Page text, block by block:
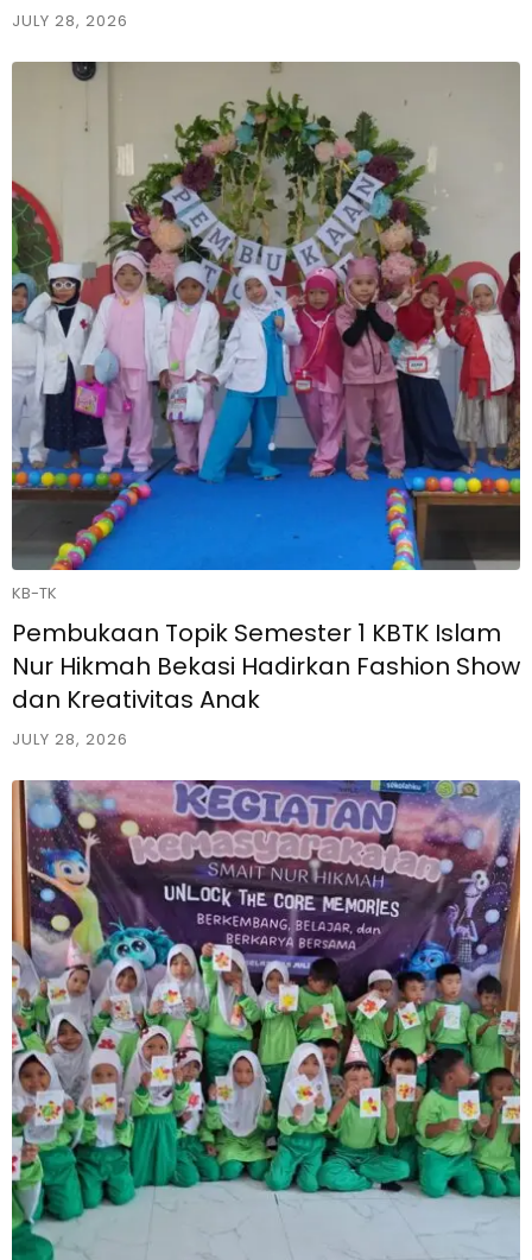
JULY 28, 2026
KB-TK
Pembukaan Topik Semester 1 KBTK Islam
Nur Hikmah Bekasi Hadirkan Fashion Show
dan Kreativitas Anak
JULY 28, 2026